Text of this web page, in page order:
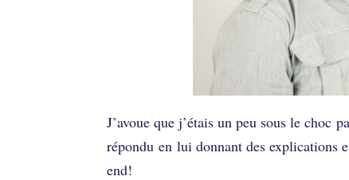
J’avoue que j’étais un peu sous le choc
répondu en lui donnant des explications
end!